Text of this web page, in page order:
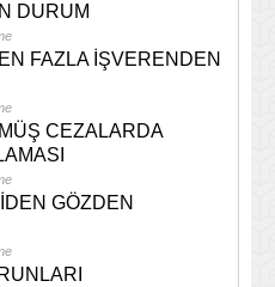
DURUM
FAZLA İŞVERENDEN
CEZALARDA
GÖZDEN